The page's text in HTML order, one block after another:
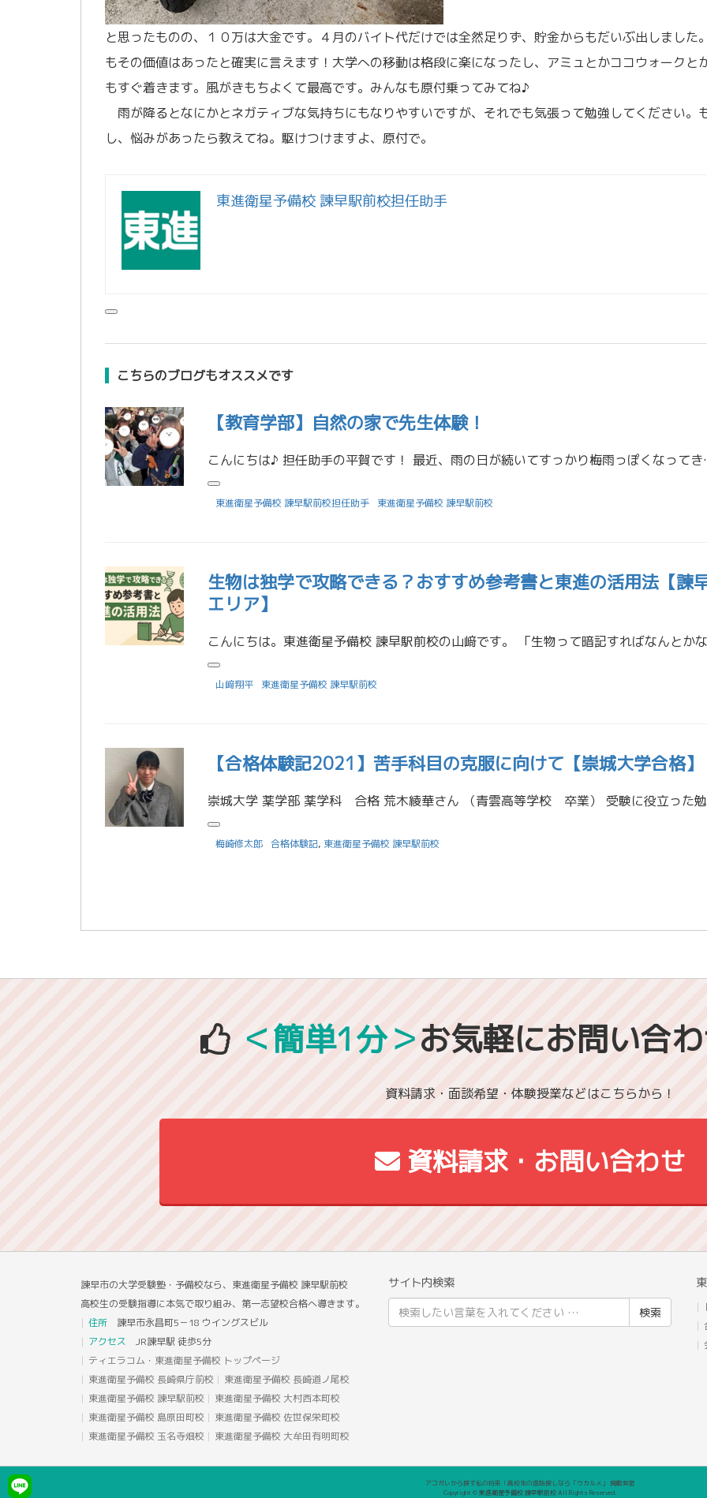
と思ったものの、１０万は大金です。４月のバイト代だけでは全然足りず、貯金からもだいぶ出しました
もその価値はあったと確実に言えます！大学への移動は格段に楽になったし、アミュとかココウォークと
もすぐ着きます。風がきもちよくて最高です。みんなも原付乗ってみてね♪
雨が降るとなにかとネガティブな気持ちにもなりやすいですが、それでも気張って勉強してください。
し、悩みがあったら教えてね。駆けつけますよ、原付で。
東進衛星予備校 諫早駅前校担任助手
こちらのブログもオススメです
【教育学部】自然の家で先生体験！
こんにちは♪ 担任助手の平賀です！ 最
東進衛星予備校 諫早駅前校担任助手 東進衛星予備校 諫早駅前校
生物は独学で攻略できる？おすすめ参考書と東進の活用法【諫
エリア】
山﨑翔平 東進衛星予備校 諫早駅前校
【合格体験記2021】苦手科目の克服に向けて【崇城大学合格】
梅崎修太郎 合格体験記, 東進衛星予備校 諫早駅前校
＜簡単1分＞お気軽にお問い合
資料請求・面談希望・体験授業などはこちらから！
資料請求・お問い合わせ
諫早市の大学受験塾・予備校なら、東進衛星予備校 諫早駅前校
高校生の受験指導に本気で取り組み、第一志望校合格へ導きます。
住所 諫早市永昌町5－18 ウイングスビル
アクセス JR諫早駅 徒歩5分
ティエラコム・東進衛星予備校 トップページ
東進衛星予備校 長崎県庁前校
東進衛星予備校 長崎道ノ尾校
東進衛星予備校 諫早駅前校
東進衛星予備校 大村西本町校
東進衛星予備校 島原田町校
東進衛星予備校 佐世保栄町校
東進衛星予備校 玉名寺畑校
東進衛星予備校 大牟田有明町校
サイト内検索
索
アコガレから探す私の将来！高校生の進路探しなら「ウカルメ」 掲載教室
Copyright © 東進衛星予備校 諫早駅前校 All Rights Reserved.